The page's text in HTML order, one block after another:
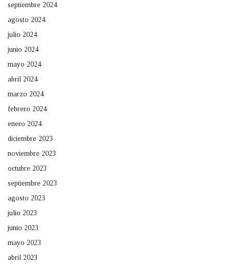
septiembre 2024
agosto 2024
julio 2024
junio 2024
mayo 2024
abril 2024
marzo 2024
febrero 2024
enero 2024
diciembre 2023
noviembre 2023
octubre 2023
septiembre 2023
agosto 2023
julio 2023
junio 2023
mayo 2023
abril 2023